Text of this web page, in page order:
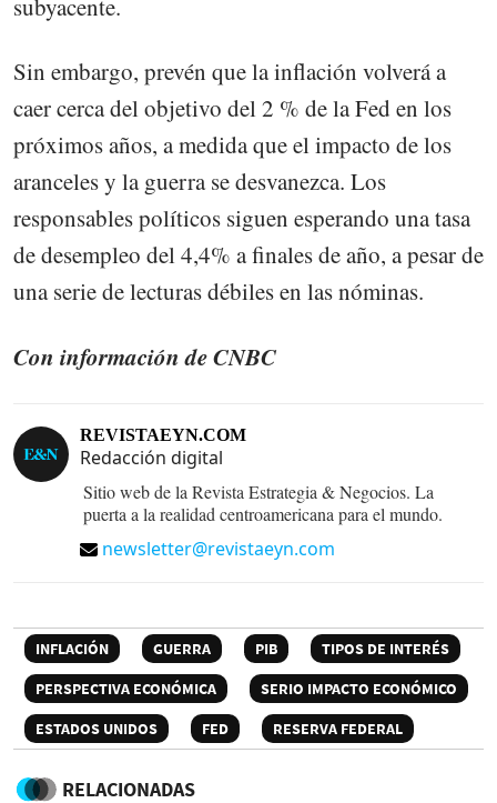
subyacente.
Sin embargo, prevén que la inflación volverá a
caer cerca del objetivo del 2 % de la Fed en los
próximos años, a medida que el impacto de los
aranceles y la guerra se desvanezca. Los
responsables políticos siguen esperando una tasa
de desempleo del 4,4% a finales de año, a pesar de
una serie de lecturas débiles en las nóminas.
Con información de CNBC
REVISTAEYN.COM
Redacción digital
Sitio web de la Revista Estrategia & Negocios. La
puerta a la realidad centroamericana para el mundo.
newsletter@revistaeyn.com
INFLACIÓN GUERRA PIB
TIPOS DE INTERÉS
PERSPECTIVA ECONÓMICA
SERIO IMPACTO ECONÓMICO
ESTADOS UNIDOS
FED RESERVA FEDERAL
RELACIONADAS